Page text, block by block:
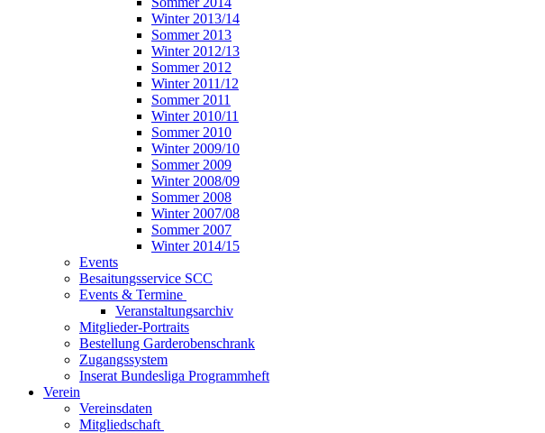
Winter 2013/14
Sommer 2013
Winter 2012/13
Sommer 2012
Winter 2011/12
Sommer 2011
Winter 2010/11
Sommer 2010
Winter 2009/10
Sommer 2009
Winter 2008/09
Sommer 2008
Winter 2007/08
Sommer 2007
Winter 2014/15
Events
Besaitungsservice SCC
Events & Termine
Veranstaltungsarchiv
Mitglieder-Portraits
Bestellung Garderobenschrank
Zugangssystem
Inserat Bundesliga Programmheft
Verein
Vereinsdaten
Mitgliedschaft